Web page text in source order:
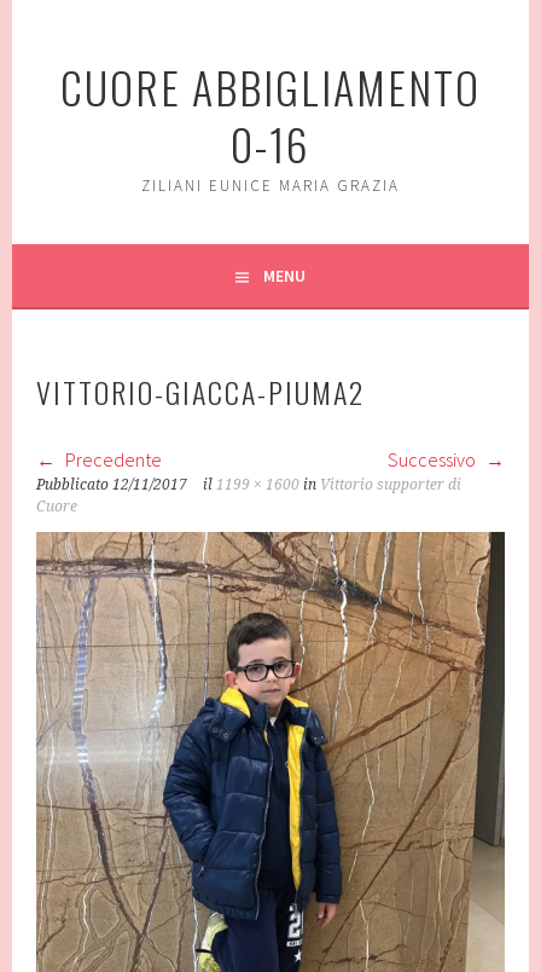
contenutoCUORE ABBIGLIAMENTO
0-16
ZILIANI EUNICE MARIA GRAZIA
MENU
VITTORIO-GIACCA-PIUMA2
Precedente Successivo
Pubblicato12/11/2017 il1199 × 1600 in Vittorio supporter di
Cuore